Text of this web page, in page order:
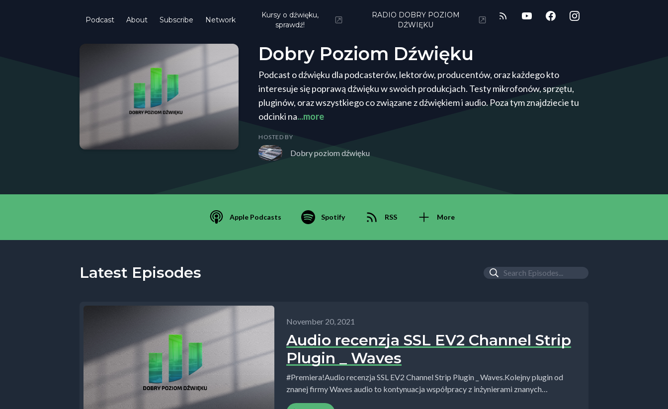
Podcast About Subscribe Network
Kursy o dźwięku,
sprawdź!
RADIO DOBRY POZIOM
DŹWIĘKU
Dobry Poziom Dźwięku
Podcast o dźwięku dla podcasterów, lektorów, producentów, oraz każdego kto
interesuje się poprawą dźwięku w swoich produkcjach. Testy mikrofonów, sprzętu,
pluginów, oraz wszystkiego co związane z dźwiękiem i audio. Poza tym znajdziecie tu
odcinki na...more
HOSTED BY
Dobry poziom dźwięku
Apple Podcasts Spotify RSS More
Latest Episodes
November 20, 2021
Audio recenzja SSL EV2 Channel Strip
Plugin _ Waves
#Premiera!Audio recenzja SSL EV2 Channel Strip Plugin _ Waves.Kolejny plugin od
znanej firmy Waves audio to kontynuacja współpracy z inżynierami znanych
konsolet Solid State...